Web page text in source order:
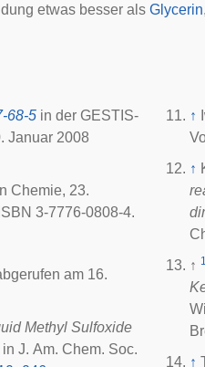
etwas besser als Glycerin
68-5 in der GESTIS-
Januar 2008
Chemie, 23.
3-7776-0808-4.
am 16.
Methyl Sulfoxide
in J. Am. Chem. Soc.
↑
↑
↑
↑